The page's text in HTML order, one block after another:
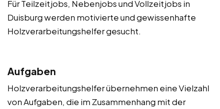
Für Teilzeitjobs, Nebenjobs und Vollzeitjobs in
Duisburg werden motivierte und gewissenhafte
Holzverarbeitungshelfer gesucht.
Aufgaben
Holzverarbeitungshelfer übernehmen eine Vielzahl
von Aufgaben, die im Zusammenhang mit der